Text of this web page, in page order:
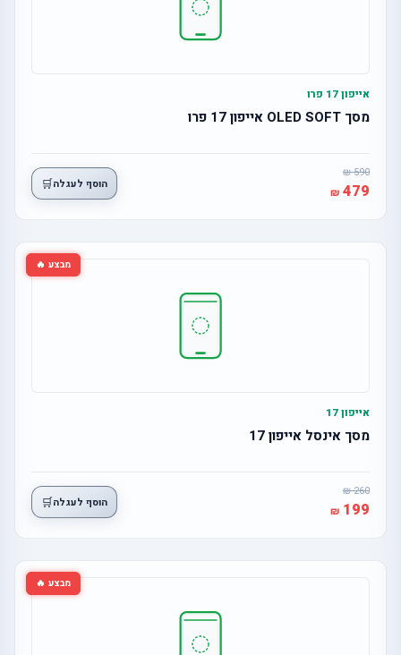
אייפון 17 פרו
מסך OLED SOFT אייפון 17 פרו
590
479 הוסף לעגלה🛒
מבצע 🔥
אייפון 17
מסך אינסל אייפון 17
260
199 הוסף לעגלה🛒
מבצע 🔥